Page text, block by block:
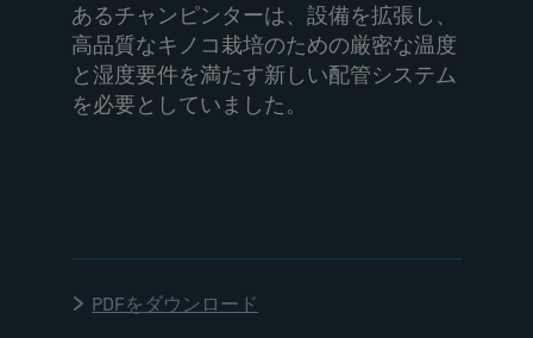
あるチャンピンターは、設備を拡張し、
高品質なキノコ栽培のための厳密な温度
と湿度要件を満たす新しい配管システム
を必要としていました。
PDFをダウンロード